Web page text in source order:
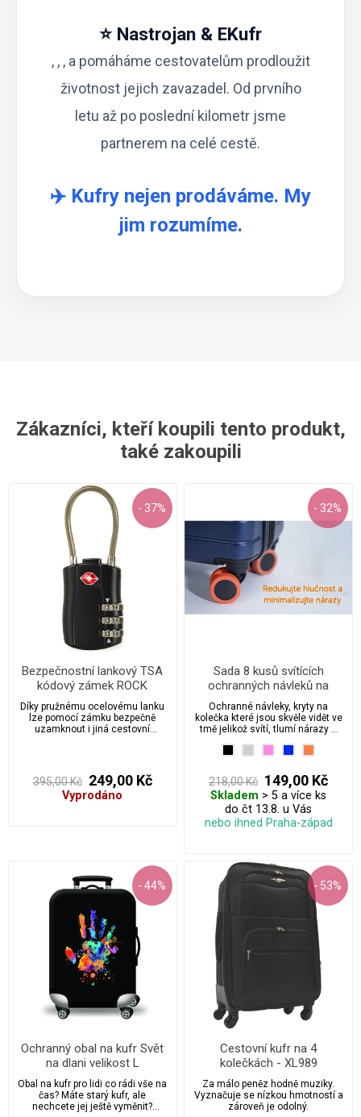
⭐ Nastrojan & EKufr
, , , a pomáháme cestovatelům prodloužit
životnost jejich zavazadel. Od prvního
letu až po poslední kilometr jsme
partnerem na celé cestě.
✈️ Kufry nejen prodáváme. My
jim rozumíme.
Zákazníci, kteří koupili tento produkt,
také zakoupili
- 37%
Bezpečnostní lankový TSA
kódový zámek ROCK
Díky pružnému ocelovému lanku
lze pomocí zámku bezpečně
uzamknout i jiná cestovní
395,00 Kč 249,00 Kč
Vyprodáno
- 32%
Sada 8 kusů svítících
ochranných návleků na
kolečka cestovního kufru
Ochranné návleky, kryty na
kolečka které jsou skvěle vidět ve
tmě jelikož svítí, tlumí nárazy a
218,00 Kč 149,00 Kč
Skladem > 5 a více ks
do čt 13.8. u Vás
nebo ihned Praha-západ
- 44%
Ochranný obal na kufr Svět
na dlani velikost L
Obal na kufr pro lidi co rádi vše na
čas? Máte starý kufr, ale
nechcete jej ještě vyměnit?
- 53%
Cestovní kufr na 4
kolečkách - XL989
Za málo peněz hodně muziky.
Vyznačuje se nízkou hmotností a
zároveň je odolný.